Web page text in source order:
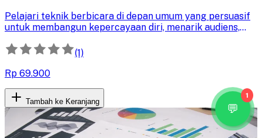
Pelajari teknik berbicara di depan umum yang persuasif
untuk membangun kepercayaan diri, menarik audiens,
komunikasi efektif untuk mempengaruhi dan
(1)
Rp 69.900
Tambah ke Keranjang
1